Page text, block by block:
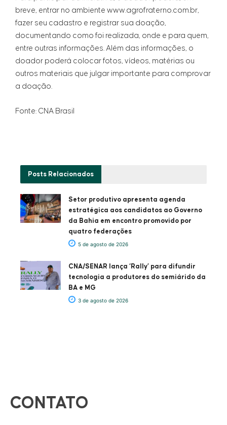
breve, entrar no ambiente www.agrofraterno.com.br,
fazer seu cadastro e registrar sua doação,
documentando como foi realizada, onde e para quem,
entre outras informações. Além das informações, o
doador poderá colocar fotos, vídeos, matérias ou
outros materiais que julgar importante para comprovar
a doação.
Fonte: CNA Brasil
Posts Relacionados
Setor produtivo apresenta agenda
estratégica aos candidatos ao Governo
da Bahia em encontro promovido por
quatro federações
5 de agosto de 2026
CNA/SENAR lança ‘Rally’ para difundir
tecnologia a produtores do semiárido da
BA e MG
3 de agosto de 2026
CONTATO